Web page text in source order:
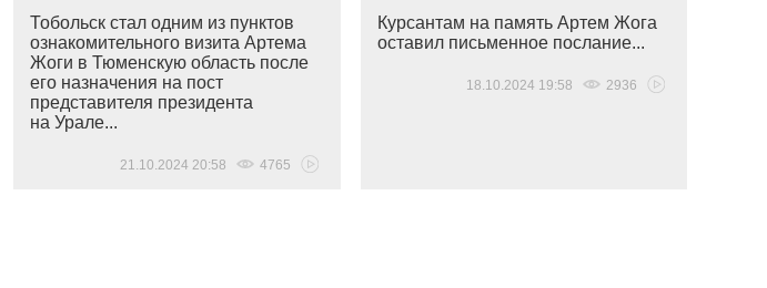
Тобольск стал одним из пунктов
ознакомительного визита Артема
Жоги в Тюменскую область после
его назначения на пост
представителя президента
на Урале...
21.10.2024 20:58 4765
Курсантам на память Артем Жога
оставил письменное послание...
18.10.2024 19:58 2936